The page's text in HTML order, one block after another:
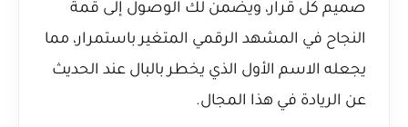
صميم كل قرار، ويضمن لك الوصول إلى قمة
النجاح في المشهد الرقمي المتغير باستمرار، مما
يجعله الاسم الأول الذي يخطر بالبال عند الحديث
عن الريادة في هذا المجال.